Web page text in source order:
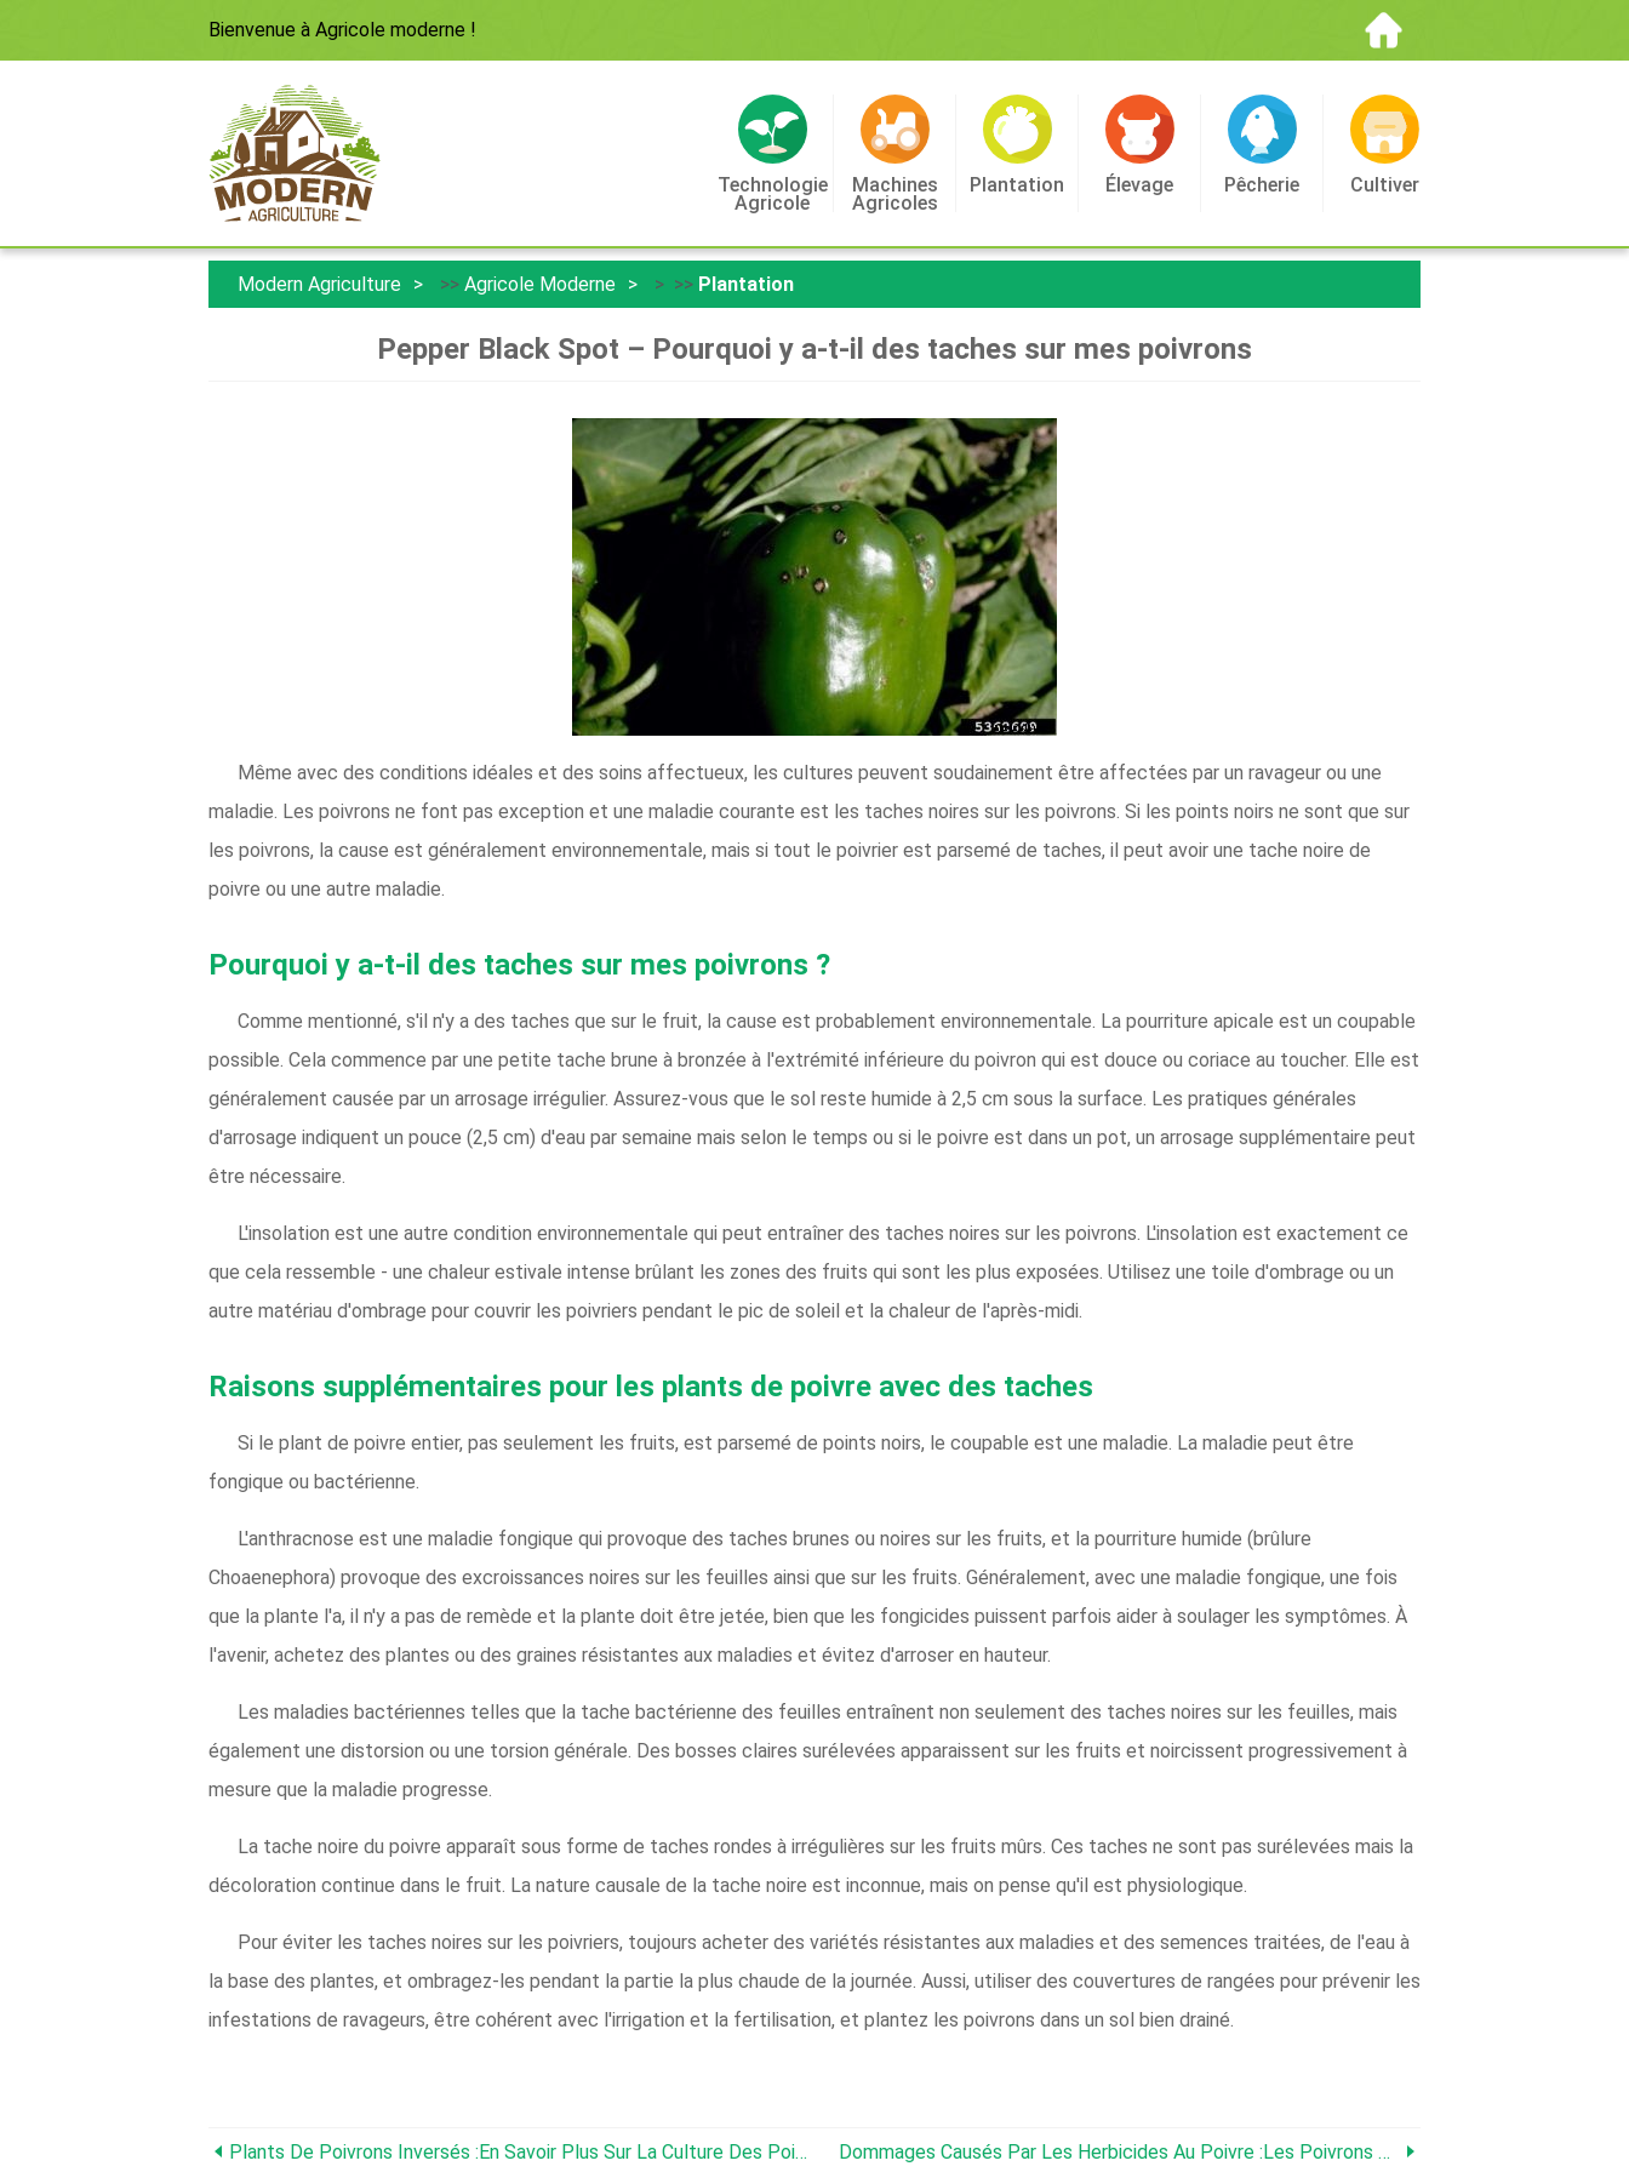
Bienvenue à Agricole moderne !
Technologie
Agricole
Machines
Agricoles
Plantation Élevage Pêcherie Cultiver
Modern Agriculture >> Agricole Moderne > >> Plantation
Pepper Black Spot – Pourquoi y a-t-il des taches sur mes poivrons
Même avec des conditions idéales et des soins affectueux, les cultures peuvent soudainement être affectées par un ravageur ou une
maladie. Les poivrons ne font pas exception et une maladie courante est les taches noires sur les poivrons. Si les points noirs ne sont que sur
les poivrons, la cause est généralement environnementale, mais si tout le poivrier est parsemé de taches, il peut avoir une tache noire de
poivre ou une autre maladie.
Pourquoi y a-t-il des taches sur mes poivrons ?
Comme mentionné, s'il n'y a des taches que sur le fruit, la cause est probablement environnementale. La pourriture apicale est un coupable
possible. Cela commence par une petite tache brune à bronzée à l'extrémité inférieure du poivron qui est douce ou coriace au toucher. Elle est
généralement causée par un arrosage irrégulier. Assurez-vous que le sol reste humide à 2,5 cm sous la surface. Les pratiques générales
d'arrosage indiquent un pouce (2,5 cm) d'eau par semaine mais selon le temps ou si le poivre est dans un pot, un arrosage supplémentaire peut
être nécessaire.
L'insolation est une autre condition environnementale qui peut entraîner des taches noires sur les poivrons. L'insolation est exactement ce
que cela ressemble - une chaleur estivale intense brûlant les zones des fruits qui sont les plus exposées. Utilisez une toile d'ombrage ou un
autre matériau d'ombrage pour couvrir les poivriers pendant le pic de soleil et la chaleur de l'après-midi.
Raisons supplémentaires pour les plants de poivre avec des taches
Si le plant de poivre entier, pas seulement les fruits, est parsemé de points noirs, le coupable est une maladie. La maladie peut être
fongique ou bactérienne.
L'anthracnose est une maladie fongique qui provoque des taches brunes ou noires sur les fruits, et la pourriture humide (brûlure
Choaenephora) provoque des excroissances noires sur les feuilles ainsi que sur les fruits. Généralement, avec une maladie fongique, une fois
que la plante l'a, il n'y a pas de remède et la plante doit être jetée, bien que les fongicides puissent parfois aider à soulager les symptômes. À
l'avenir, achetez des plantes ou des graines résistantes aux maladies et évitez d'arroser en hauteur.
Les maladies bactériennes telles que la tache bactérienne des feuilles entraînent non seulement des taches noires sur les feuilles, mais
également une distorsion ou une torsion générale. Des bosses claires surélevées apparaissent sur les fruits et noircissent progressivement à
mesure que la maladie progresse.
La tache noire du poivre apparaît sous forme de taches rondes à irrégulières sur les fruits mûrs. Ces taches ne sont pas surélevées mais la
décoloration continue dans le fruit. La nature causale de la tache noire est inconnue, mais on pense qu'il est physiologique.
Pour éviter les taches noires sur les poivriers, toujours acheter des variétés résistantes aux maladies et des semences traitées, de l'eau à
la base des plantes, et ombragez-les pendant la partie la plus chaude de la journée. Aussi, utiliser des couvertures de rangées pour prévenir les
infestations de ravageurs, être cohérent avec l'irrigation et la fertilisation, et plantez les poivrons dans un sol bien drainé.
Plants De Poivrons Inversés :en Savoir Plus Sur La Culture Des Poivrons À L'envers Dommages Causés Par Les Herbicides Au Poivre :les Poivrons Peuvent-Ils Être Endommagés Par Les Herbicides